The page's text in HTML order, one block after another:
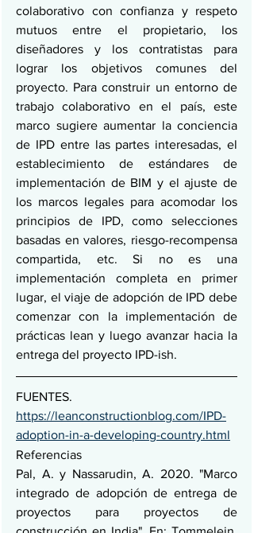
colaborativo con confianza y respeto
mutuos entre el propietario, los
diseñadores y los contratistas para
lograr los objetivos comunes del
proyecto. Para construir un entorno de
trabajo colaborativo en el país, este
marco sugiere aumentar la conciencia
de IPD entre las partes interesadas, el
establecimiento de estándares de
implementación de BIM y el ajuste de
los marcos legales para acomodar los
principios de IPD, como selecciones
basadas en valores, riesgo-recompensa
compartida, etc. Si no es una
implementación completa en primer
lugar, el viaje de adopción de IPD debe
comenzar con la implementación de
prácticas lean y luego avanzar hacia la
entrega del proyecto IPD-ish.
FUENTES.
https://leanconstructionblog.com/IPD-
adoption-in-a-developing-country.html
Referencias
Pal, A. y Nassarudin, A. 2020. "Marco
integrado de adopción de entrega de
proyectos para proyectos de